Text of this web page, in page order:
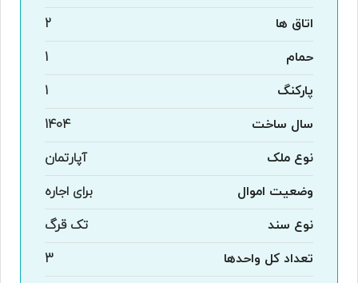
اتاق ها
2
حمام
1
پارکنگ
1
سال ساخت
1404
نوع ملک
آپارتمان
وضعیت اموال
برای اجاره
نوع سند
تک قرگ
تعداد کل واحدها
3